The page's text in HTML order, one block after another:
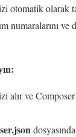
otomatik olarak
numaralarını ve
alır ve